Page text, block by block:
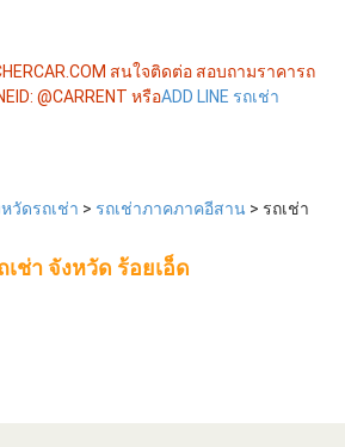
สนใจติดต่อ สอบถามราคารถ
@CARRENT หรือADD LINE รถเช่า
วัดรถเช่า > รถเช่าภาคภาคอีสาน > รถเช่า
เช่า จังหวัด ร้อยเอ็ด